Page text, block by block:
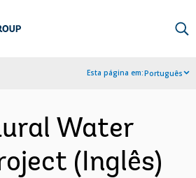
Esta página em:Português
Water
(Inglês)